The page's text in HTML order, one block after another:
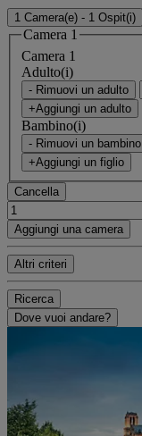
1 Camera(e) - 1 Ospit(i)
Camera 1
Camera 1
Adulto(i)
- Rimuovi un adulto
+Aggiungi un adulto
Bambino(i)
- Rimuovi un bambino
+Aggiungi un figlio
Cancella
Aggiungi una camera
Altri criteri
Ricerca
Dove vuoi andare?